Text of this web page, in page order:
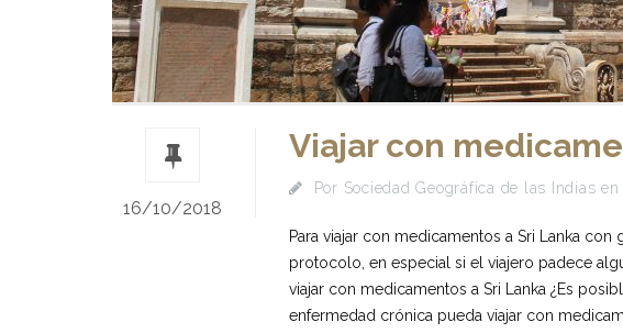
16/10/2018
Viajar con
Por Sociedad Geográfica de las Indias en
Para viajar con medicamentos a Sri Lanka
protocolo, en especial si el viajero padece
viajar con medicamentos a Sri Lanka ¿Es
enfermedad crónica pueda viajar con